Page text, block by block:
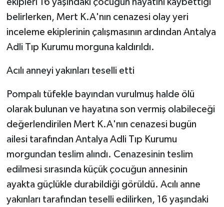
belirlerken, Mert K.A'nın cenazesi olay yeri
inceleme ekiplerinin çalışmasının ardından Antalya
Adli Tıp Kurumu morguna kaldırıldı.
Acılı anneyi yakınları teselli etti
Pompalı tüfekle bayından vurulmuş halde ölü
olarak bulunan ve hayatına son vermiş olabileceği
değerlendirilen Mert K.A'nın cenazesi bugün
ailesi tarafından Antalya Adli Tıp Kurumu
morgundan teslim alındı. Cenazesinin teslim
edilmesi sırasında küçük çocuğun annesinin
ayakta güçlükle durabildiği görüldü. Acılı anne
yakınları tarafından teselli edilirken, 16 yaşındaki